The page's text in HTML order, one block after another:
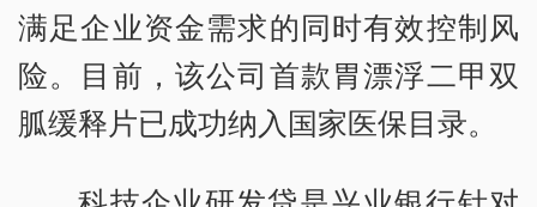
满足企业资金需求的同时有效控制风
险。目前，该公司首款胃漂浮二甲双
胍缓释片已成功纳入国家医保目录。